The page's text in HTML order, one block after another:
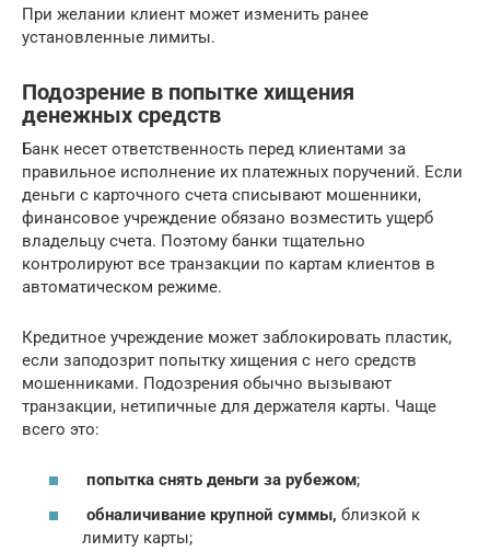
При желании клиент может изменить ранее
установленные лимиты.
Подозрение в попытке хищения
денежных средств
Банк несет ответственность перед клиентами за
правильное исполнение их платежных поручений. Если
деньги с карточного счета списывают мошенники,
финансовое учреждение обязано возместить ущерб
владельцу счета. Поэтому банки тщательно
контролируют все транзакции по картам клиентов в
автоматическом режиме.
Кредитное учреждение может заблокировать пластик,
если заподозрит попытку хищения с него средств
мошенниками. Подозрения обычно вызывают
транзакции, нетипичные для держателя карты. Чаще
всего это:
попытка снять деньги за рубежом;
обналичивание крупной суммы, близкой к
лимиту карты;